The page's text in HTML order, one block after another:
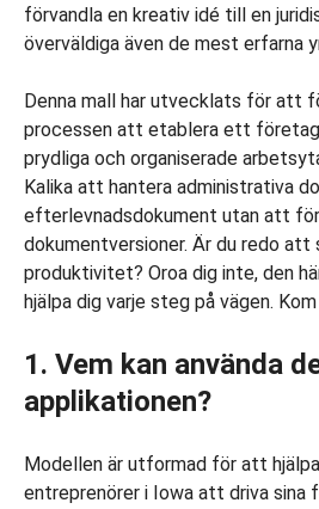
förvandla en kreativ idé till en
överväldiga även de mest erfarna
Denna mall har utvecklats för att
processen att etablera ett
prydliga och organiserade
Kalika att hantera administrativa
efterlevnadsdokument utan att
dokumentversioner. Är du redo att
produktivitet? Oroa dig inte, den
hjälpa dig varje steg på vägen.
1. Vem kan använda
applikationen?
Modellen är utformad för att
entreprenörer i Iowa att driva sina